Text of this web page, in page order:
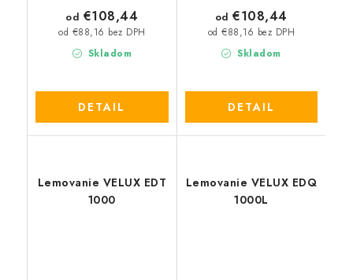
Skladom
od €88,16 bez DPH
od €108,44
DETAIL
Skladom
od €88,16 bez DPH
od €108,44
DETAIL
Lemovanie VELUX EDT
1000
Lemovanie VELUX EDQ
1000L